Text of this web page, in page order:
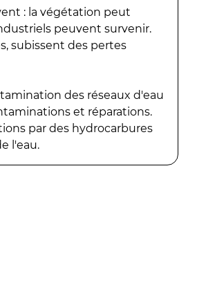
: la végétation peut
peuvent survenir.
subissent des pertes
des réseaux d'eau
et réparations.
par des hydrocarbures
l'eau.